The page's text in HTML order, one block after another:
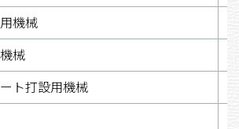
機械
械
ト打設用機械